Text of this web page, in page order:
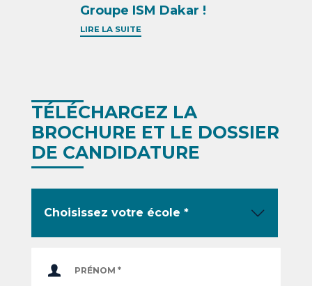
Groupe ISM Dakar !
LIRE LA SUITE
TÉLÉCHARGEZ LA
BROCHURE ET LE DOSSIER
DE CANDIDATURE